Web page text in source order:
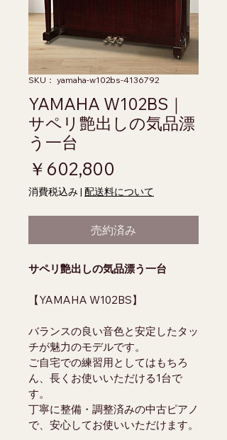
SKU： yamaha-w102bs-4136792
YAMAHA W102BS｜
サペリ艶出しの気品漂
う一台
￥602,800
消費税込み | 配送料について
売約済み
サペリ艶出しの気品漂う一台
【YAMAHA W102BS】
バランスの良い音色と安定したタッ
チが魅力のモデルです。
ご自宅での練習用としてはもちろ
ん、長くお使いいただける1台で
す。
丁寧に整備・調整済みの中古ピアノ
で、安心してお使いいただけます。